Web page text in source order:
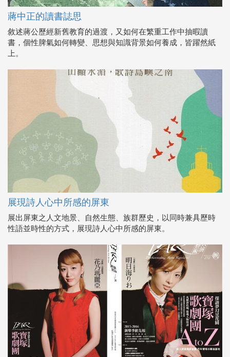
蔣中正的讀書誌思
敘述蔣公歷經新舊教育的過渡，又如何在繁重工作中抽暇讀
書，個性脾氣如何轉變、思想與知識背景如何養成，皆躍然紙
上。
展現詩人心中所感的屏東
展出屏東之人文地景、自然生態、族群歷史，以同時兼具歷時
性語並時性的方式，展現詩人心中所感的屏東。